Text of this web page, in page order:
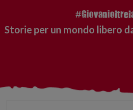
Storie per un mondo libero